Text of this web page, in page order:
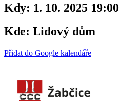
Kdy: 1. 10. 2025 19:00
Kde: Lidový dům
Přidat do Google kalendáře